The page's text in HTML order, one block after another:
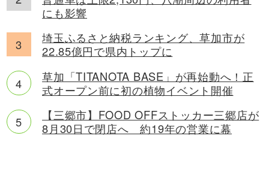
にも影響
埼玉ふるさと納税ランキング、草加市が
22.85億円で県内トップに
草加「TITANOTA BASE」が再始動へ！正
式オープン前に初の植物イベント開催
【三郷市】FOOD OFFストッカー三郷店が
8月30日で閉店へ 約19年の営業に幕